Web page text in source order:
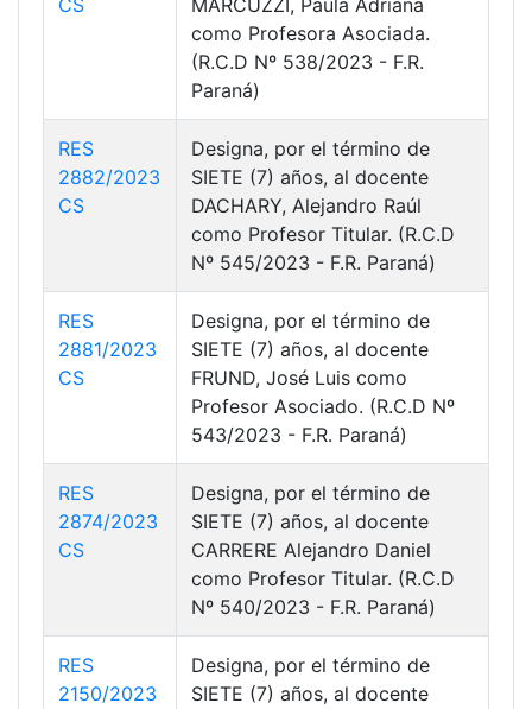
CS
MARCUZZI, Paula Adriana
como Profesora Asociada.
(R.C.D Nº 538/2023 - F.R.
Paraná)
RES
2882/2023
CS
Designa, por el término de
SIETE (7) años, al docente
DACHARY, Alejandro Raúl
como Profesor Titular. (R.C.D
Nº 545/2023 - F.R. Paraná)
RES
2881/2023
CS
Designa, por el término de
SIETE (7) años, al docente
FRUND, José Luis como
Profesor Asociado. (R.C.D Nº
543/2023 - F.R. Paraná)
RES
2874/2023
CS
Designa, por el término de
SIETE (7) años, al docente
CARRERE Alejandro Daniel
como Profesor Titular. (R.C.D
Nº 540/2023 - F.R. Paraná)
RES
2150/2023
Designa, por el término de
SIETE (7) años, al docente